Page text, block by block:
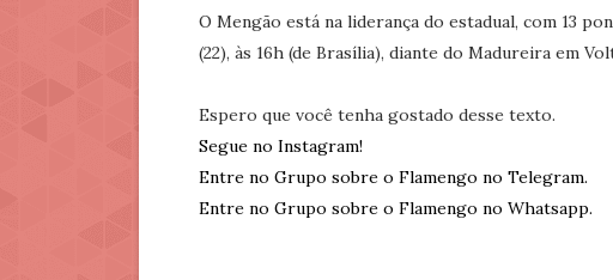
O Mengão está na liderança do estadual, com 13
(22), às 16h (de Brasília), diante do Madureira em
Espero que você tenha gostado desse texto.
Segue no Instagram!
Entre no Grupo sobre o Flamengo no Telegram.
Entre no Grupo sobre o Flamengo no Whatsapp.